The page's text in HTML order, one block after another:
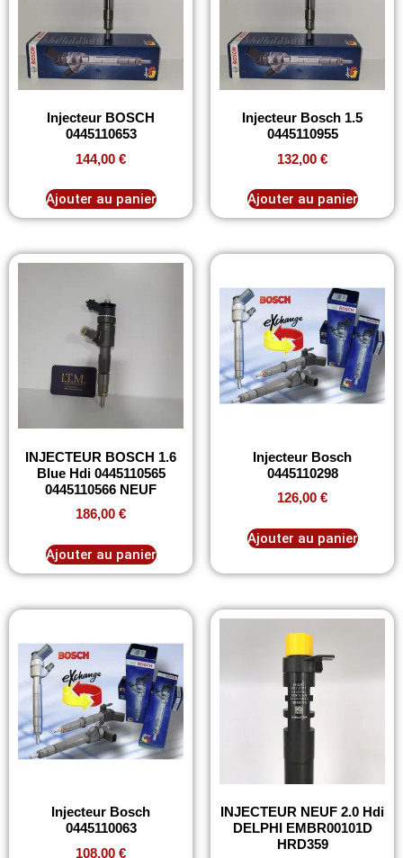
Injecteur BOSCH
0445110653
144,00 €
Ajouter au panier
Injecteur Bosch 1.5
0445110955
132,00 €
Ajouter au panier
INJECTEUR BOSCH 1.6
Blue Hdi 0445110565
0445110566 NEUF
186,00 €
Ajouter au panier
Injecteur Bosch
0445110298
126,00 €
Ajouter au panier
Injecteur Bosch
0445110063
108,00 €
INJECTEUR NEUF 2.0 Hdi
DELPHI EMBR00101D
HRD359